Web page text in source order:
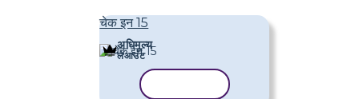
चेक इन 15
अधिमूल्य
लेआउट